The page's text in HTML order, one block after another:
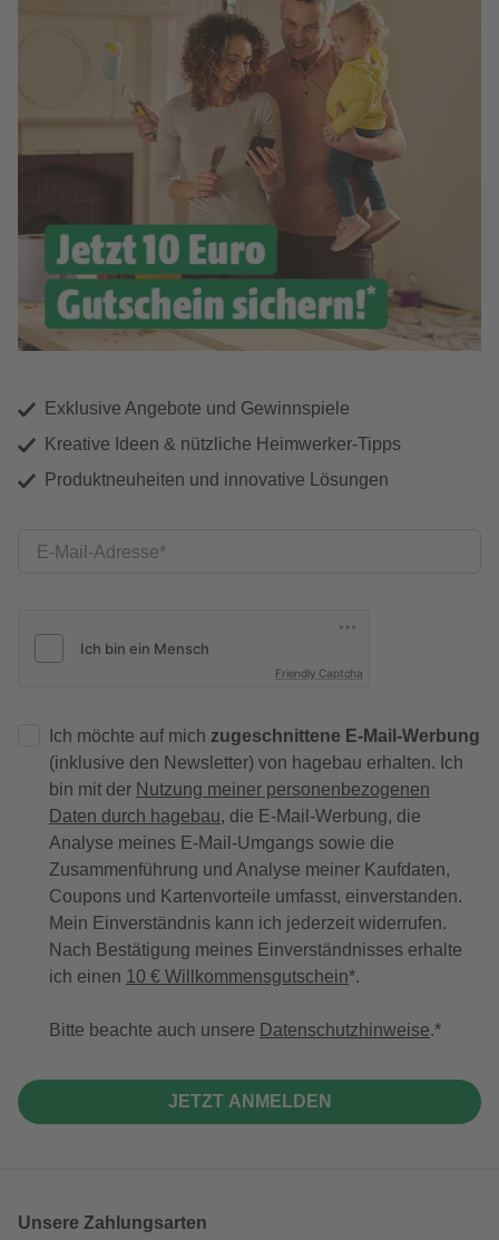
Exklusive Angebote und Gewinnspiele
Kreative Ideen & nützliche Heimwerker-Tipps
Produktneuheiten und innovative Lösungen
E-Mail-Adresse
Friendly Captcha
Ich möchte auf mich zugeschnittene E-Mail-Werbung
(inklusive den Newsletter) von hagebau erhalten. Ich
bin mit der Nutzung meiner personenbezogenen
Daten durch hagebau, die E-Mail-Werbung, die
Analyse meines E-Mail-Umgangs sowie die
Zusammenführung und Analyse meiner Kaufdaten,
Coupons und Kartenvorteile umfasst, einverstanden.
Mein Einverständnis kann ich jederzeit widerrufen.
Nach Bestätigung meines Einverständnisses erhalte
ich einen 10 € Willkommensgutschein*.
Bitte beachte auch unsere Datenschutzhinweise.
JETZT ANMELDEN
Unsere Zahlungsarten